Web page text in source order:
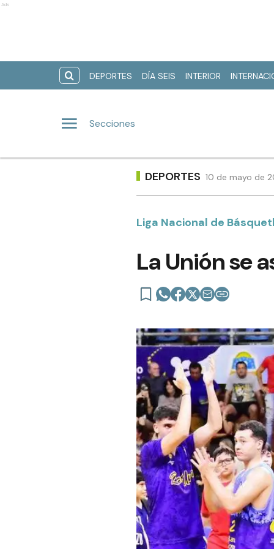
Ads
DEPORTES DÍA SEIS INTERIOR
Secciones
DEPORTES 10 de mayo de
Liga Nacional de
La Unión se